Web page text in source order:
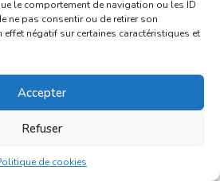
le comportement de navigation ou les ID
ne pas consentir ou de retirer son
effet négatif sur certaines caractéristiques et
Accepter
Refuser
de cookies
h
a
r
par la Fédération Wallonie-
de la Création artistique et par
International.
Réseau Grand Luxe.